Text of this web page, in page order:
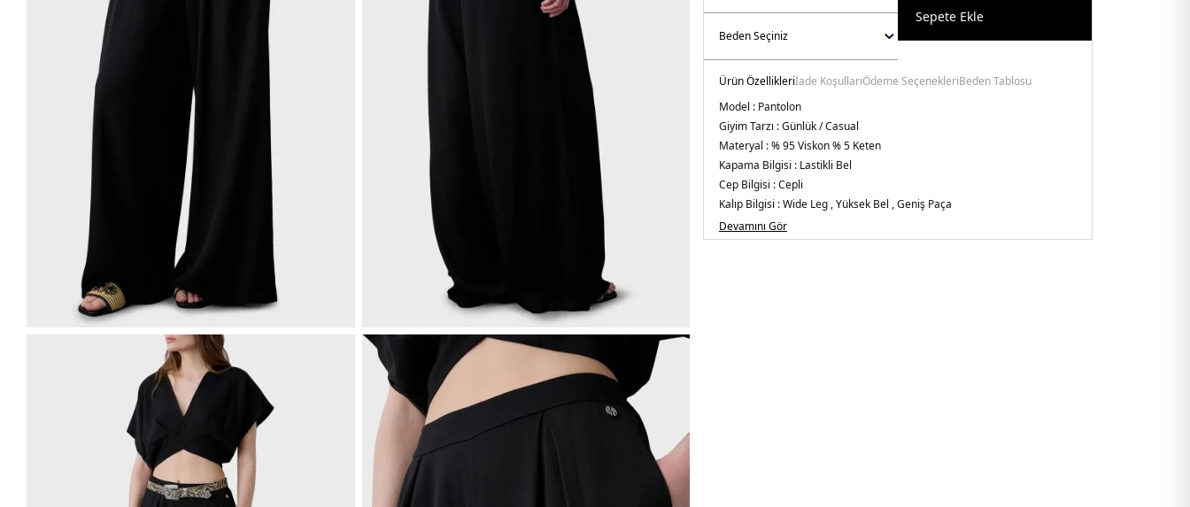
Sepete Ekle
Ürün Özellikleriİade KoşullarıÖdeme SeçenekleriBeden Tablosu
Model : Pantolon
Giyim Tarzı :Günlük / Casual
Materyal :% 95 Viskon % 5 Keten
Kapama Bilgisi : Lastikli Bel
Cep Bilgisi :Cepli
Kalıp Bilgisi :Wide Leg , Yüksek Bel , Geniş Paça
Detay : - Pileli
Üretim Yeri :İtalya
Devamını Gör